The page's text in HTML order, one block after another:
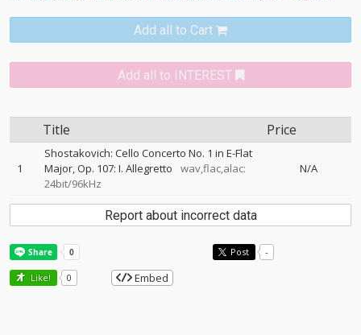
Add all to Cart
Add all to INTEREST
Title Price
1
Shostakovich: Cello Concerto No. 1 in E-Flat
Major, Op. 107: I. Allegretto
wav,flac,alac:
24bit/96kHz
N/A
Report about incorrect data
Post -
Like! 0 Embed